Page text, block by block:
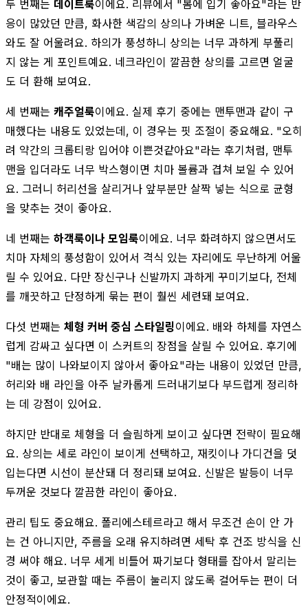
두 번째는 데이트룩이에요. 리뷰에서 "봄에 입기 좋아요"라는 반
응이 많았던 만큼, 화사한 색감의 상의나 가벼운 니트, 블라우스
와도 잘 어울려요. 하의가 풍성하니 상의는 너무 과하게 부풀리
지 않는 게 포인트예요. 네크라인이 깔끔한 상의를 고르면 얼굴
도 더 환해 보여요.
세 번째는 캐주얼룩이에요. 실제 후기 중에는 맨투맨과 같이 구
매했다는 내용도 있었는데, 이 경우는 핏 조절이 중요해요. "오히
려 약간의 크롭티랑 입어야 이쁜것같아요"라는 후기처럼, 맨투
맨을 입더라도 너무 박스형이면 치마 볼륨과 겹쳐 보일 수 있어
요. 그러니 허리선을 살리거나 앞부분만 살짝 넣는 식으로 균형
을 맞추는 것이 좋아요.
네 번째는 하객룩이나 모임룩이에요. 너무 화려하지 않으면서도
치마 자체의 풍성함이 있어서 격식 있는 자리에도 무난하게 어울
릴 수 있어요. 다만 장신구나 신발까지 과하게 꾸미기보다, 전체
를 깨끗하고 단정하게 묶는 편이 훨씬 세련돼 보여요.
다섯 번째는 체형 커버 중심 스타일링이에요. 배와 하체를 자연스
럽게 감싸고 싶다면 이 스커트의 장점을 살릴 수 있어요. 후기에
"배는 많이 나와보이지 않아서 좋아요"라는 내용이 있었던 만큼,
허리와 배 라인을 아주 날카롭게 드러내기보다 부드럽게 정리하
는 데 강점이 있어요.
하지만 반대로 체형을 더 슬림하게 보이고 싶다면 전략이 필요해
요. 상의는 세로 라인이 보이게 선택하고, 재킷이나 가디건을 덧
입는다면 시선이 분산돼 더 정리돼 보여요. 신발은 발등이 너무
두꺼운 것보다 깔끔한 라인이 좋아요.
관리 팁도 중요해요. 폴리에스테르라고 해서 무조건 손이 안 가
는 건 아니지만, 주름을 오래 유지하려면 세탁 후 건조 방식을 신
경 써야 해요. 너무 세게 비틀어 짜기보다 형태를 잡아서 말리는
것이 좋고, 보관할 때는 주름이 눌리지 않도록 걸어두는 편이 더
안정적이에요.